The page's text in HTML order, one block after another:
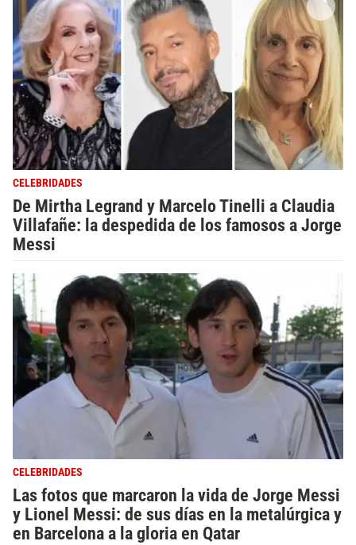
CELEBRIDADES
De Mirtha Legrand y Marcelo Tinelli a Claudia
Villafañe: la despedida de los famosos a Jorge
Messi
CELEBRIDADES
Las fotos que marcaron la vida de Jorge Messi
y Lionel Messi: de sus días en la metalúrgica y
en Barcelona a la gloria en Qatar